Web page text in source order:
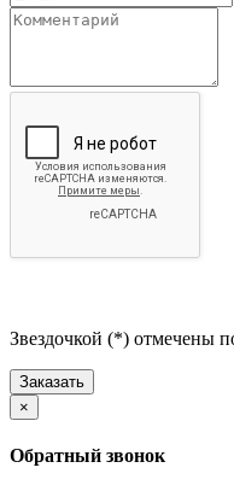
Звездочкой (*) отмечены
Заказать
×
Обратный звонок